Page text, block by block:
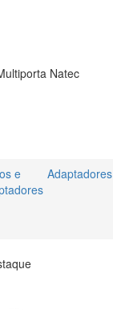
Natec
e
Adaptadores